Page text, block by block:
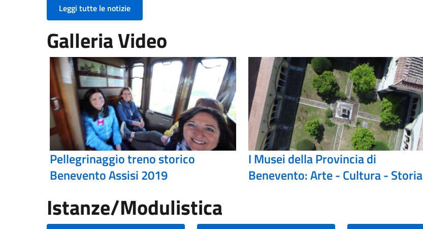
Leggi tutte le notizie
Galleria Video
Pellegrinaggio treno storico
Benevento Assisi 2019
I Musei della Provincia di
Benevento: Arte - Cultura - Storia
Istanze/Modulistica